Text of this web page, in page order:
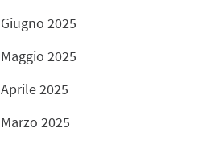
Giugno 2025
Maggio 2025
Aprile 2025
Marzo 2025